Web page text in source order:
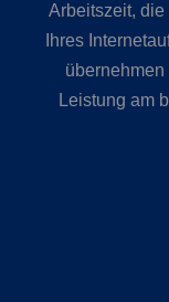
Arbeitszeit,
Ihres
Leistung am